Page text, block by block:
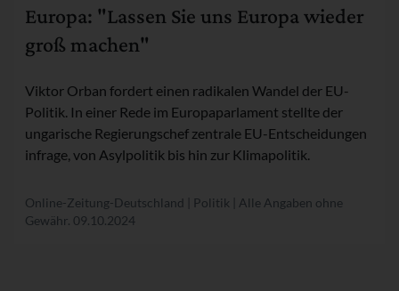
Europa: "Lassen Sie uns Europa wieder
groß machen"
Viktor Orban fordert einen radikalen Wandel der EU-
Politik. In einer Rede im Europaparlament stellte der
ungarische Regierungschef zentrale EU-Entscheidungen
infrage, von Asylpolitik bis hin zur Klimapolitik.
Online-Zeitung-Deutschland | Politik | Alle Angaben ohne
Gewähr. 09.10.2024